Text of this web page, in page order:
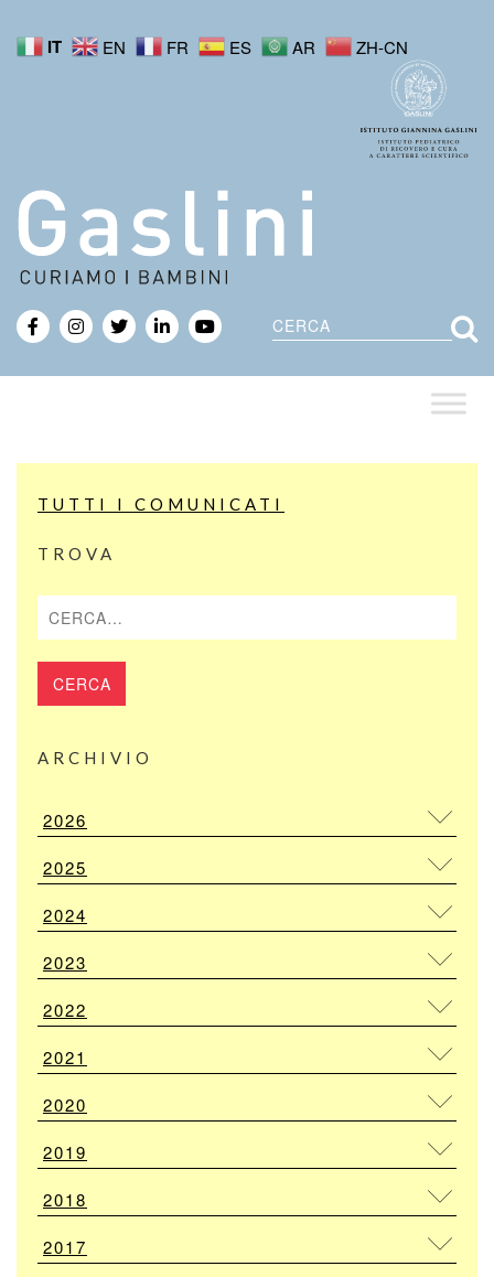
IT EN FR ES AR ZH-CN
Cerca
TUTTI I COMUNICATI
TROVA
ARCHIVIO
2026
2025
2024
2023
2022
2021
2020
2019
2018
2017